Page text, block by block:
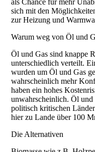
sich mit den
zur Heizung und
Warum weg von Öl und
Öl und Gas sind knappe
unterschiedlich verteilt.
wurden um Öl und Gas
wahrscheinlich mehr
haben ein hohes
unwahrscheinlich. Öl und
politisch kritischen
hier zu Lande über 100
Die Alternativen